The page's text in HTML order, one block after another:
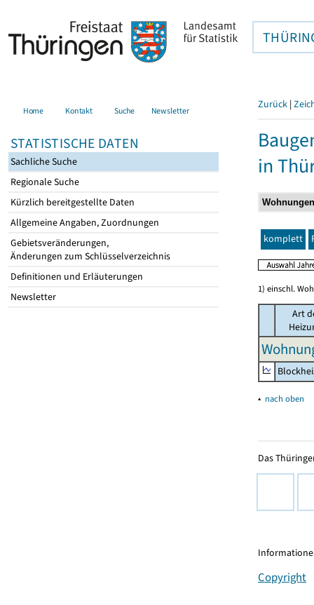
Home Kontakt Suche Newsletter
STATISTISCHE DATEN
Sachliche Suche
Regionale Suche
Kürzlich bereitgestellte Daten
Allgemeine Angaben, Zuordnungen
Gebietsveränderungen,
Änderungen zum Schlüsselverzeichnis
Definitionen und Erläuterungen
Newsletter
Zurück |
in
komplett
1) einschl.
Art
▴ nach oben
Das
Copyright